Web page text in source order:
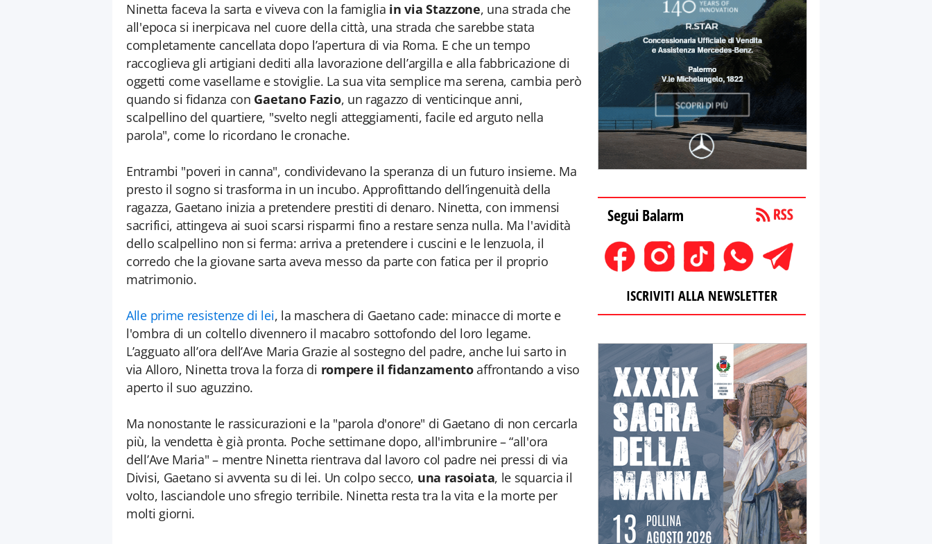
Ninetta faceva la sarta e viveva con la famiglia in via Stazzone, una strada che
all'epoca si inerpicava nel cuore della città, una strada che sarebbe stata
completamente cancellata dopo l’apertura di via Roma. E che un tempo
raccoglieva gli artigiani dediti alla lavorazione dell’argilla e alla fabbricazione di
oggetti come vasellame e stoviglie. La sua vita semplice ma serena, cambia però
quando si fidanza con Gaetano Fazio, un ragazzo di venticinque anni,
scalpellino del quartiere, "svelto negli atteggiamenti, facile ed arguto nella
parola", come lo ricordano le cronache.
Entrambi "poveri in canna", condividevano la speranza di un futuro insieme. Ma
presto il sogno si trasforma in un incubo. Approfittando dell’ingenuità della
ragazza, Gaetano inizia a pretendere prestiti di denaro. Ninetta, con immensi
sacrifici, attingeva ai suoi scarsi risparmi fino a restare senza nulla. Ma l'avidità
dello scalpellino non si ferma: arriva a pretendere i cuscini e le lenzuola, il
corredo che la giovane sarta aveva messo da parte con fatica per il proprio
matrimonio.
Alle prime resistenze di lei, la maschera di Gaetano cade: minacce di morte e
l'ombra di un coltello divennero il macabro sottofondo del loro legame.
L’agguato all’ora dell’Ave Maria Grazie al sostegno del padre, anche lui sarto in
via Alloro, Ninetta trova la forza di rompere il fidanzamentoaffrontando a viso
aperto il suo aguzzino.
Ma nonostante le rassicurazioni e la "parola d'onore" di Gaetano di non cercarla
più, la vendetta è già pronta. Poche settimane dopo, all'imbrunire – “all'ora
dell’Ave Maria" – mentre Ninetta rientrava dal lavoro col padre nei pressi di via
Divisi, Gaetano si avventa su di lei. Un colpo secco, una rasoiata, le squarcia il
volto, lasciandole uno sfregio terribile. Ninetta resta tra la vita e la morte per
molti giorni.
Segui Balarm
ISCRIVITI ALLA NEWSLETTER